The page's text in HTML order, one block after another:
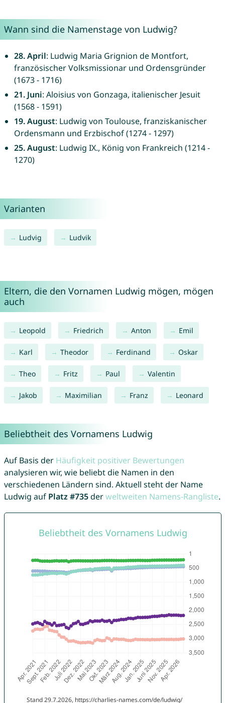
Wann sind die Namenstage von Ludwig?
28. April: Ludwig Maria Grignion de Montfort,
französischer Volksmissionar und Ordensgründer
(1673 - 1716)
21. Juni: Aloisius von Gonzaga, italienischer Jesuit
(1568 - 1591)
19. August: Ludwig von Toulouse, franziskanischer
Ordensmann und Erzbischof (1274 - 1297)
25. August: Ludwig IX., König von Frankreich (1214 -
1270)
Varianten
Ludvig Ludvik
Eltern, die den Vornamen Ludwig mögen, mögen
auch
Leopold Friedrich Anton Emil
Karl Theodor Ferdinand Oskar
Theo Fritz Paul Valentin
Jakob Maximilian Franz Leonard
Beliebtheit des Vornamens Ludwig
Auf Basis der Häufigkeit positiver Bewertungen
analysieren wir, wie beliebt die Namen in den
verschiedenen Ländern sind. Aktuell steht der Name
Ludwig auf Platz #735derweltweiten Namens-Rangliste.